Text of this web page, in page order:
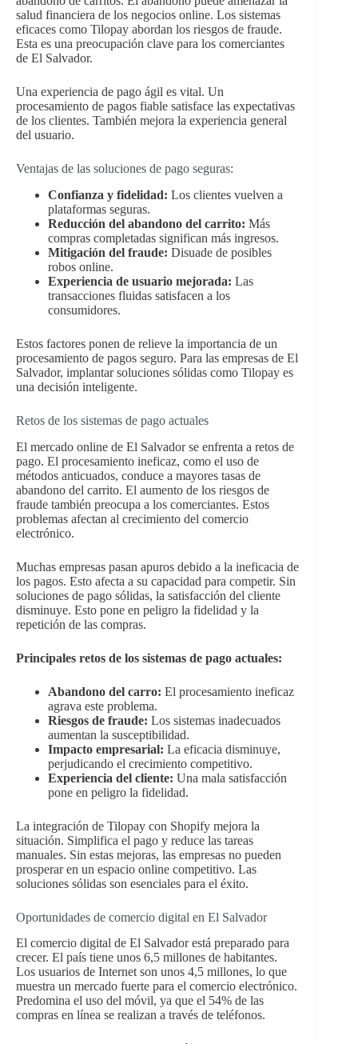
salud financiera de los negocios online. Los sistemas
eficaces como Tilopay abordan los riesgos de fraude.
Esta es una preocupación clave para los comerciantes
de El Salvador.
Una experiencia de pago ágil es vital. Un
procesamiento de pagos fiable satisface las expectativas
de los clientes. También mejora la experiencia general
del usuario.
Ventajas de las soluciones de pago seguras:
Confianza y fidelidad: Los clientes vuelven a
plataformas seguras.
Reducción del abandono del carrito: Más
compras completadas significan más ingresos.
Mitigación del fraude: Disuade de posibles
robos online.
Experiencia de usuario mejorada: Las
transacciones fluidas satisfacen a los
consumidores.
Estos factores ponen de relieve la importancia de un
procesamiento de pagos seguro. Para las empresas de El
Salvador, implantar soluciones sólidas como Tilopay es
una decisión inteligente.
Retos de los sistemas de pago actuales
El mercado online de El Salvador se enfrenta a retos de
pago. El procesamiento ineficaz, como el uso de
métodos anticuados, conduce a mayores tasas de
abandono del carrito. El aumento de los riesgos de
fraude también preocupa a los comerciantes. Estos
problemas afectan al crecimiento del comercio
electrónico.
Muchas empresas pasan apuros debido a la ineficacia de
los pagos. Esto afecta a su capacidad para competir. Sin
soluciones de pago sólidas, la satisfacción del cliente
disminuye. Esto pone en peligro la fidelidad y la
repetición de las compras.
Principales retos de los sistemas de pago actuales:
Abandono del carro: El procesamiento ineficaz
agrava este problema.
Riesgos de fraude: Los sistemas inadecuados
aumentan la susceptibilidad.
Impacto empresarial: La eficacia disminuye,
perjudicando el crecimiento competitivo.
Experiencia del cliente: Una mala satisfacción
pone en peligro la fidelidad.
La integración de Tilopay con Shopify mejora la
situación. Simplifica el pago y reduce las tareas
manuales. Sin estas mejoras, las empresas no pueden
prosperar en un espacio online competitivo. Las
soluciones sólidas son esenciales para el éxito.
Oportunidades de comercio digital en El Salvador
El comercio digital de El Salvador está preparado para
crecer. El país tiene unos 6,5 millones de habitantes.
Los usuarios de Internet son unos 4,5 millones, lo que
muestra un mercado fuerte para el comercio electrónico.
Predomina el uso del móvil, ya que el 54% de las
compras en línea se realizan a través de teléfonos.